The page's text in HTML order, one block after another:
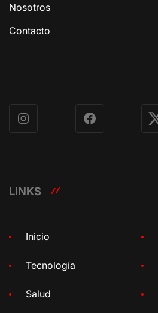
Nosotros
Contacto
Instagram Facebook
LINKS
Inicio
Tecnología
Salud